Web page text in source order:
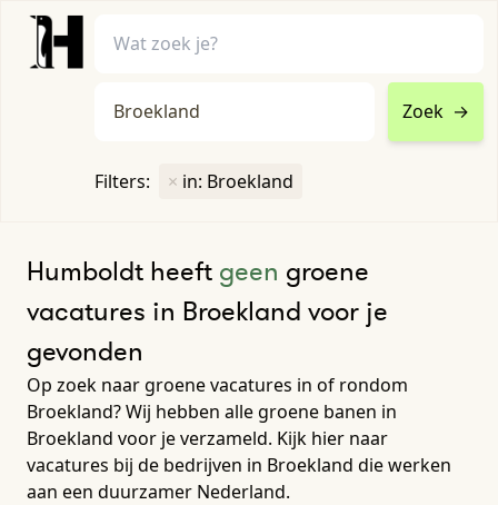
Zoek →
Filters: × in: Broekland
Humboldt heeft geen groene
vacatures in Broekland voor je
gevonden
Op zoek naar groene vacatures in of rondom
Broekland? Wij hebben alle groene banen in
Broekland voor je verzameld. Kijk hier naar
vacatures bij de bedrijven in Broekland die werken
aan een duurzamer Nederland.